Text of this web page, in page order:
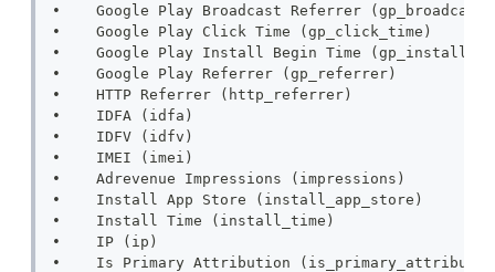
•    Google Play Broadcast Referrer
•    Google Play Click Time (gp_click_time)
•    Google Play Install Begin Time
•    Google Play Referrer (gp_referrer)
•    HTTP Referrer (http_referrer)
•    IDFA (idfa)
•    IDFV (idfv)
•    IMEI (imei)
•    Adrevenue Impressions (impressions)
•    Install App Store (install_app_store)
•    Install Time (install_time)
•    IP (ip)
•    Is Primary Attribution